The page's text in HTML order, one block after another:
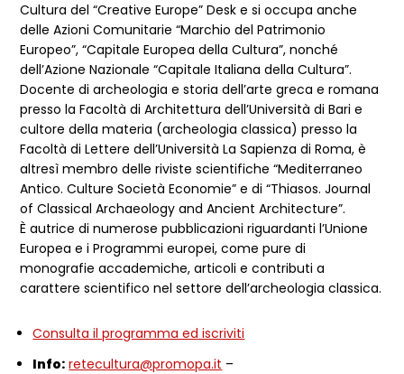
Cultura del “Creative Europe” Desk e si occupa anche
delle Azioni Comunitarie “Marchio del Patrimonio
Europeo”, “Capitale Europea della Cultura”, nonché
dell’Azione Nazionale “Capitale Italiana della Cultura”.
Docente di archeologia e storia dell’arte greca e romana
presso la Facoltà di Architettura dell’Università di Bari e
cultore della materia (archeologia classica) presso la
Facoltà di Lettere dell’Università La Sapienza di Roma, è
altresì membro delle riviste scientifiche “Mediterraneo
Antico. Culture Società Economie” e di “Thiasos. Journal
of Classical Archaeology and Ancient Architecture”.
È autrice di numerose pubblicazioni riguardanti l’Unione
Europea e i Programmi europei, come pure di
monografie accademiche, articoli e contributi a
carattere scientifico nel settore dell’archeologia classica.
Consulta il programma ed iscriviti
Info: retecultura@promopa.it –